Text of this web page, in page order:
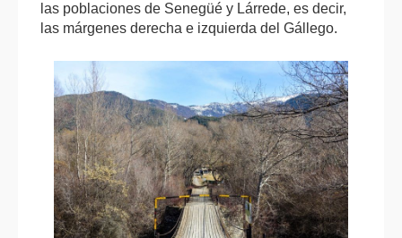
las poblaciones de Senegüé y Lárrede, es decir,
las márgenes derecha e izquierda del Gállego.